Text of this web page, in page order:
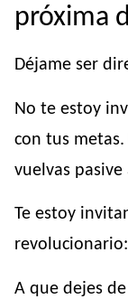
próxima
Déjame ser
No te estoy
con tus
vuelvas
Te estoy
revolucionario:
A que dejes